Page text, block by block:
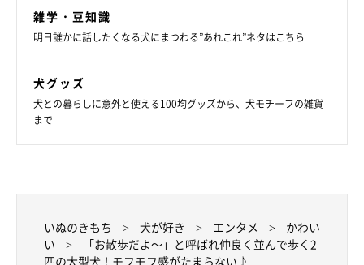
雑学・豆知識
明日誰かに話したくなる犬にまつわる”あれこれ”ネタはこちら
犬グッズ
犬との暮らしに意外と使える100均グッズから、犬モチーフの雑貨
まで
いぬのきもち 犬が好き エンタメ
かわい
い
「お散歩だよ～」と呼ばれ仲良く並んで歩く2
匹の大型犬！モフモフ感がたまらない♪